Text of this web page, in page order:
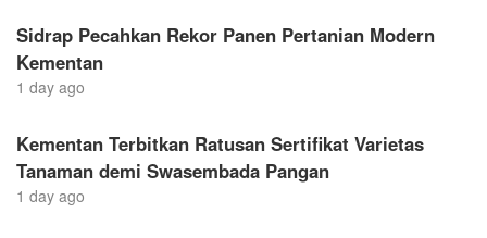
Sidrap Pecahkan Rekor Panen Pertanian Modern
Kementan
1 day ago
Kementan Terbitkan Ratusan Sertifikat Varietas
Tanaman demi Swasembada Pangan
1 day ago